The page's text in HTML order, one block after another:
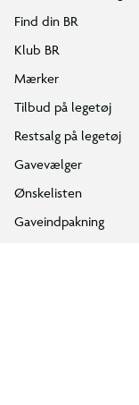
Følg BR på Facebook
Følg BR på Instagram
Følg BR på Youtube
ÅBNINGSTIDER